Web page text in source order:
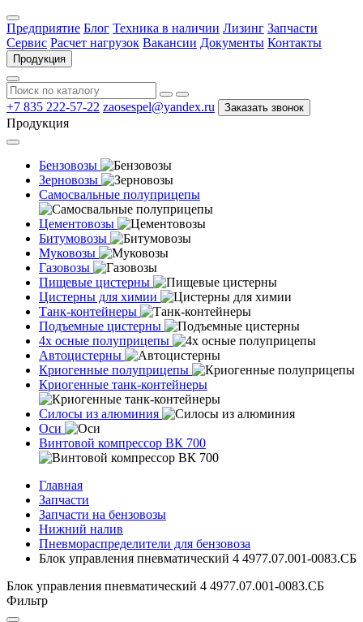
Предприятие Блог Техника в наличии Лизинг Запчасти
Сервис Расчет нагрузок Вакансии Документы Контакты
Продукция
+7 835 222-57-22 zaosespel@yandex.ru Заказать звонок
Продукция
Бензовозы
Зерновозы
Самосвальные полуприцепы
Цементовозы
Битумовозы
Муковозы
Газовозы
Пищевые цистерны
Цистерны для химии
Танк-контейнеры
Подъемные цистерны
4х осные полуприцепы
Автоцистерны
Криогенные полуприцепы
Криогенные танк-контейнеры
Силосы из алюминия
Оси
Винтовой компрессор ВК 700
Главная
Запчасти
Запчасти на бензовозы
Нижний налив
Пневмораспределители для бензовоза
Блок управления пневматический 4 4977.07.001-0083.СБ
Блок управления пневматический 4 4977.07.001-0083.СБ
Фильтр